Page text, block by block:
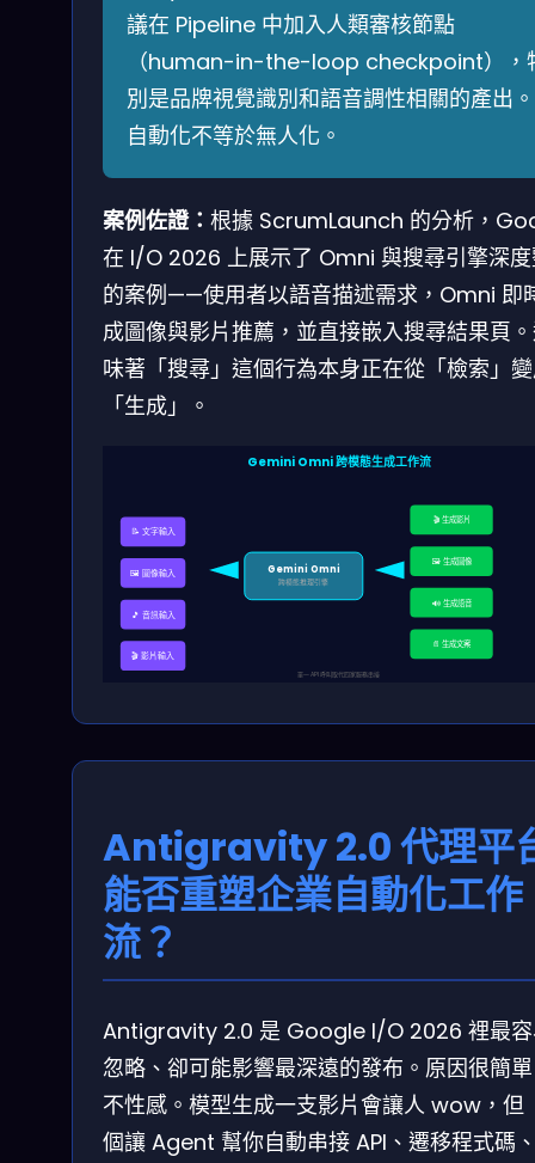
議在 Pipeline 中加入人類審核節點
（human-in-the-loop checkpoint），
別是品牌視覺識別和語音調性相關的產出。
自動化不等於無人化。
案例佐證： 根據 ScrumLaunch 的分析，
在 I/O 2026 上展示了 Omni 與搜尋引擎深
的案例——使用者以語音描述需求，Omni 即
成圖像與影片推薦，並直接嵌入搜尋結果頁
味著「搜尋」這個行為本身正在從「檢索」
「生成」。
Gemini Omni 跨模態生成工作流
📝 文字輸入
🖼️ 圖像輸入
🎵 音訊輸入
🎬 影片輸入
Gemini Omni
跨模態推理引擎
🎬 生成影片
🖼️ 生成圖像
🔊 生成語音
📄 生成文案
單一 API 呼叫取代四家服務串接
Antigravity 2.0 代理平
能否重塑企業自動化工作
流？
Antigravity 2.0 是 Google I/O 2026 裡最
忽略、卻可能影響最深遠的發布。原因很簡
不性感。模型生成一支影片會讓人 wow，但
個讓 Agent 幫你自動串接 API、遷移程式碼